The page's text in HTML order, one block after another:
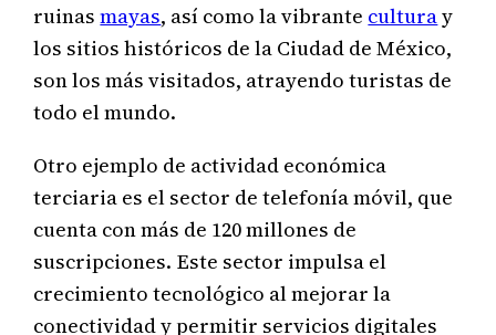
ruinasmayas, así como la vibrante culturay
los sitios históricos de la Ciudad de México,
son los más visitados, atrayendo turistas de
todo el mundo.
Otro ejemplo de actividad económica
terciaria es el sector de telefonía móvil, que
cuenta con más de 120 millones de
suscripciones. Este sector impulsa el
crecimiento tecnológico al mejorar la
conectividad y permitir servicios digitales